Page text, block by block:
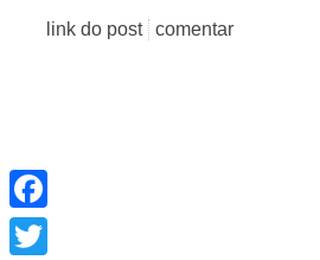
link do post comentar